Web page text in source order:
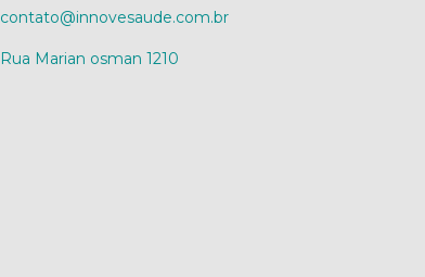
contato@innovesaude.com.br
Rua Marian osman 1210